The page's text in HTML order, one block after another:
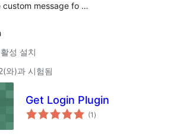
custom message fo …
성 설치
와)과 시험됨
Get Login Plugin
(1 전
체)